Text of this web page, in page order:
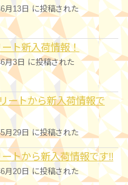
月13日 に投稿された
ト新入荷情報！
月3日 に投稿された
ートから新入荷情報で
月29日 に投稿された
トから新入荷情報です!!
月20日 に投稿された